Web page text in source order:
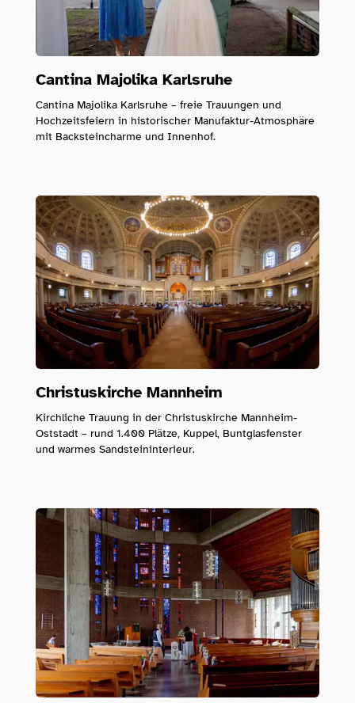
Cantina Majolika Karlsruhe
Cantina Majolika Karlsruhe – freie Trauungen und
Hochzeitsfeiern in historischer Manufaktur-Atmosphäre
mit Backsteincharme und Innenhof.
Christuskirche Mannheim
Kirchliche Trauung in der Christuskirche Mannheim-
Oststadt – rund 1.400 Plätze, Kuppel, Buntglasfenster
und warmes Sandsteininterieur.